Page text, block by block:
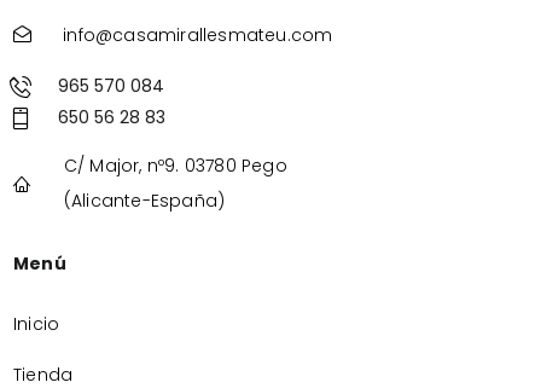
info@casamirallesmateu.com
965 570 084
650 56 28 83
C/ Major, nº9. 03780 Pego
(Alicante-España)
Menú
Inicio
Tienda